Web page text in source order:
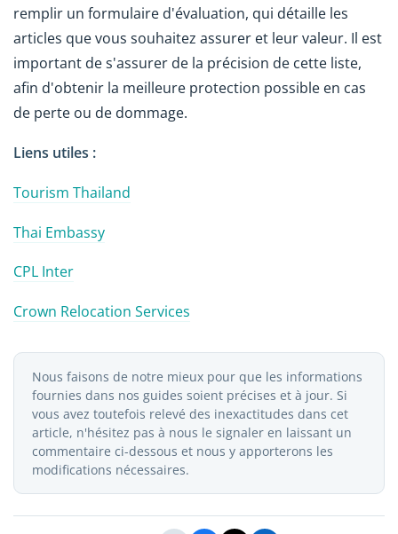
remplir un formulaire d'évaluation, qui détaille les
articles que vous souhaitez assurer et leur valeur. Il est
important de s'assurer de la précision de cette liste,
afin d'obtenir la meilleure protection possible en cas
de perte ou de dommage.
Liens utiles :
Tourism Thailand
Thai Embassy
CPL Inter
Crown Relocation Services
Nous faisons de notre mieux pour que les informations
fournies dans nos guides soient précises et à jour. Si
vous avez toutefois relevé des inexactitudes dans cet
article, n'hésitez pas à nous le signaler en laissant un
commentaire ci-dessous et nous y apporterons les
modifications nécessaires.